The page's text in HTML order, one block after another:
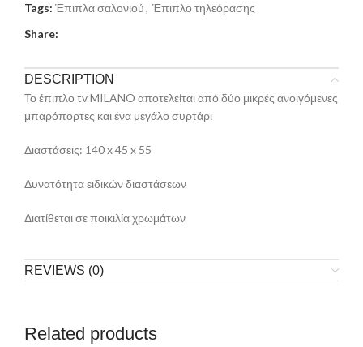
Tags: Έπιπλα σαλονιού, Έπιπλο τηλεόρασης
Share:
DESCRIPTION
Το έπιπλο tv MILANO αποτελείται από δύο μικρές ανοιγόμενες
μπαρόπορτες και ένα μεγάλο συρτάρι
Διαστάσεις: 140 x 45 x 55
Δυνατότητα ειδικών διαστάσεων
Διατίθεται σε ποικιλία χρωμάτων
REVIEWS (0)
Related products